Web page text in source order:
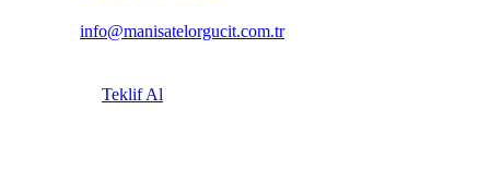
info@manisatelorgucit.com.tr
Teklif Al